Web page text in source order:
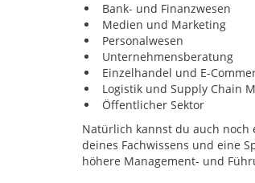
Bank- und Finanzwesen
Medien und Marketing
Personalwesen
Unternehmensberatung
Einzelhandel und E-
Logistik und Supply Chain
Öffentlicher Sektor
Natürlich kannst du auch noch
deines Fachwissens und eine
höhere Management- und